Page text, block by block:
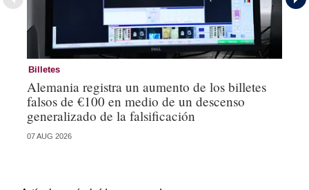
Billetes
Alemania registra un aumento de los billetes
falsos de €100 en medio de un descenso
generalizado de la falsificación
07 AUG 2026